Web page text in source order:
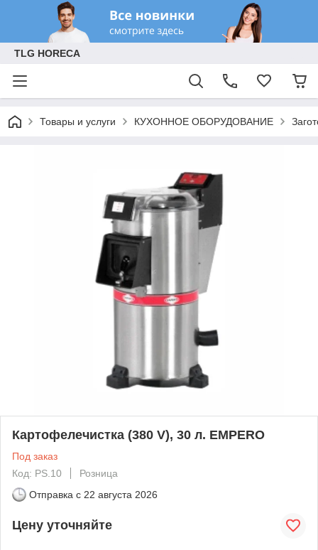
TLG HORECA
Товары и услуги КУХОННОЕ ОБОРУДОВАНИЕ
Картофелечистка (380 V), 30 л. EMPERO
Под заказ
Код: PS.10
Розница
Отправка с 22 августа 2026
Цену уточняйте